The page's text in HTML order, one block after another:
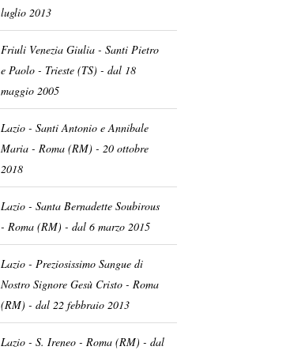
luglio 2013
Friuli Venezia Giulia - Santi Pietro
e Paolo - Trieste (TS) - dal 18
maggio 2005
Lazio - Santi Antonio e Annibale
Maria - Roma (RM) - 20 ottobre
2018
Lazio - Santa Bernadette Soubirous
- Roma (RM) - dal 6 marzo 2015
Lazio - Preziosissimo Sangue di
Nostro Signore Gesù Cristo - Roma
(RM) - dal 22 febbraio 2013
Lazio - S. Ireneo - Roma (RM) - dal